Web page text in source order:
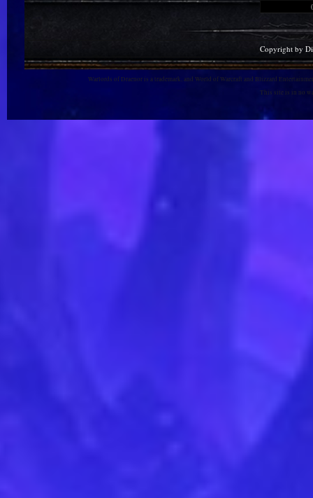
Copyright by
Warlords of Draenor is a trademark, and World of Warcraft and Blizzard
This site is in no